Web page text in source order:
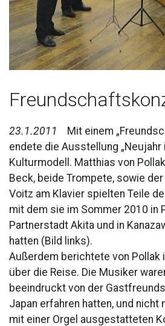
23.1.2011 Mit einem
endete die Ausstellung „Neujahr
Kulturmodell. Matthias von
Beck, beide Trompete, sowie
Voitz am Klavier spielten Teile
mit dem sie im Sommer 2010 in
Partnerstadt Akita und in
hatten (Bild links).
Außerdem berichtete von Pollak
über die Reise. Die Musiker
beeindruckt von der
Japan erfahren hatten, und nicht
mit einer Orgel ausgestatteten